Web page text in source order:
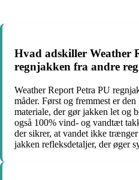
Hvad adskiller Weather
regnjakken fra andre
Weather Report Petra PU
måder. Først og fremmest er
materiale, der gør jakken let og
også 100% vind- og vandtæt
der sikrer, at vandet ikke
jakken refleksdetaljer, der øger